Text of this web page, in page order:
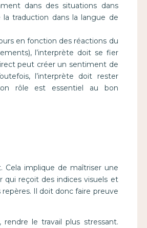
dans des situations dans
traduction dans la langue de
en fonction des réactions du
l’interprète doit se fier
peut créer un sentiment de
l’interprète doit rester
rôle est essentiel au bon
Cela implique de maîtriser une
reçoit des indices visuels et
Il doit donc faire preuve
le travail plus stressant.